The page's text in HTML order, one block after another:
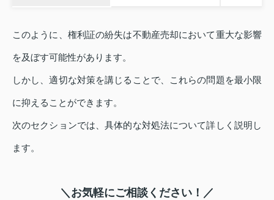
このように、権利証の紛失は不動産売却において重大な影響
を及ぼす可能性があります。
しかし、適切な対策を講じることで、これらの問題を最小限
に抑えることができます。
次のセクションでは、具体的な対処法について詳しく説明し
ます。
＼お気軽にご相談ください！／